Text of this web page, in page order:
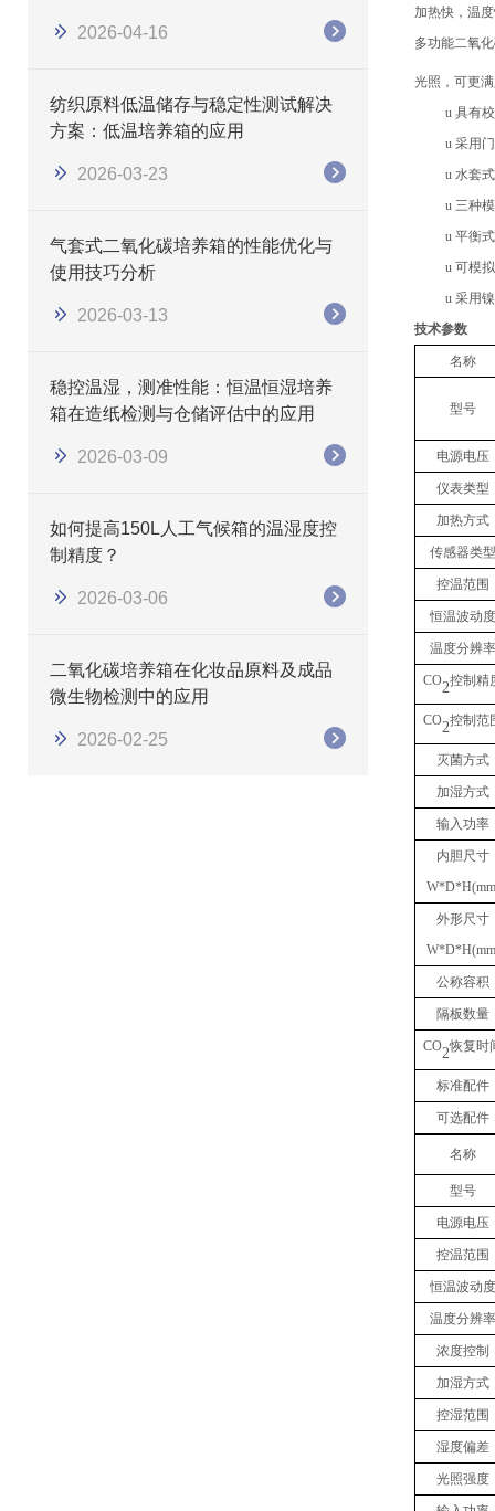
2026-04-16
纺织原料低温储存与稳定性测试解决
方案：低温培养箱的应用
2026-03-23
气套式二氧化碳培养箱的性能优化与
使用技巧分析
2026-03-13
稳控温湿，测准性能：恒温恒湿培养
箱在造纸检测与仓储评估中的应用
2026-03-09
如何提高150L人工气候箱的温湿度控
制精度？
2026-03-06
二氧化碳培养箱在化妆品原料及成品
微生物检测中的应用
2026-02-25
加热快，温
多功能二氧
光照 ，可更
u 具有
u 采用
u 水套
u 三种
u 平衡
u 可模
u 采用
技术参数
名称
型号
电源电压
仪表类型
加热方式
传感器类型
控温范围
恒温波动度
温度分辨率
CO2控制精
CO2控制范
灭菌方式
加湿方式
输入功率
内胆尺寸
外形尺寸
公称容积
隔板数量
CO2恢复时
标准配件
可选配件
名称
型号
电源电压
控温范围
恒温波动度
温度分辨率
浓度控制
加湿方式
控湿范围
湿度偏差
光照强度